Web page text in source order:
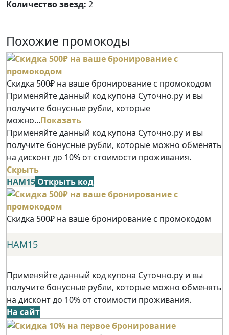
Количество звезд: 2
Похожие промокоды
Скидка 500₽ на ваше бронирование с промокодом
Применяйте данный код купона Суточно.ру и вы
получите бонусные рубли, которые
можно...Показать
Применяйте данный код купона Суточно.ру и вы
получите бонусные рубли, которые можно обменять
на дисконт до 10% от стоимости проживания.
Скрыть
НАМ15 Открыть код
Скидка 500₽ на ваше бронирование с промокодом
НАМ15
Применяйте данный код купона Суточно.ру и вы
получите бонусные рубли, которые можно обменять
на дисконт до 10% от стоимости проживания.
На сайт